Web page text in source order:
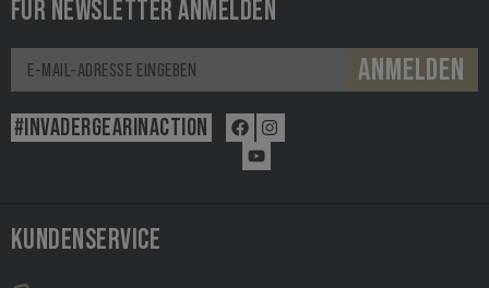
FÜR NEWSLETTER ANMELDEN
ANMELDEN
#INVADERGEARINACTION
KUNDENSERVICE